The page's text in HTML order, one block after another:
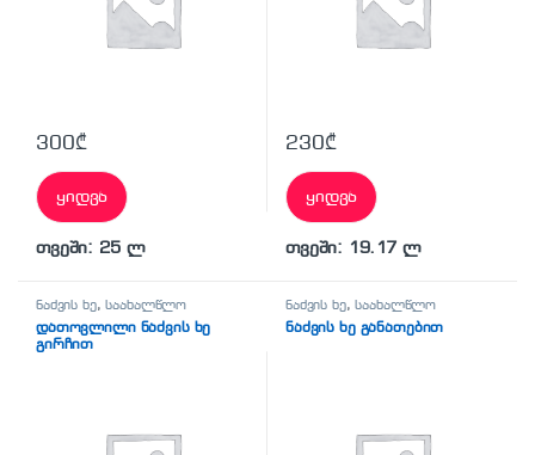
300₾
ყიდვა
თვეში: 25 ლ
230₾
ყიდვა
თვეში: 19.17 ლ
ნაძვის ხე,საახალწლო
დათოვლილი ნაძვის ხე
გირჩით
ნაძვის ხე,საახალწლო
ნაძვის ხე განათებით